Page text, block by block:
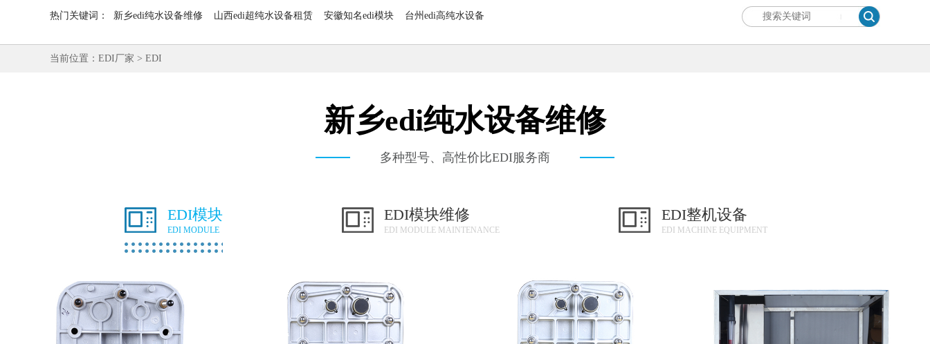
热门关键词： 新乡edi纯水设备维修 山西edi超纯水设备租赁 安徽知名edi模块 台州edi高纯水设备
当前位置： EDI厂家 > EDI
新乡edi纯水设备维修
多种型号、高性价比EDI服务商
EDI模块
EDI MODULE
EDI模块维修
EDI MODULE MAINTENANCE
EDI整机设备
EDI MACHINE EQUIPMENT